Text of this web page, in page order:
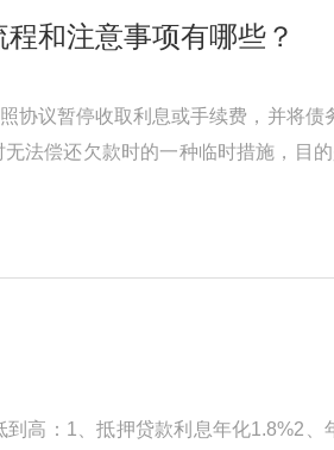
和注意事项有哪些？
议暂停收取利息或手续费，并将债
法偿还欠款时的一种临时措施，目
高：1、抵押贷款利息年化1.8%2